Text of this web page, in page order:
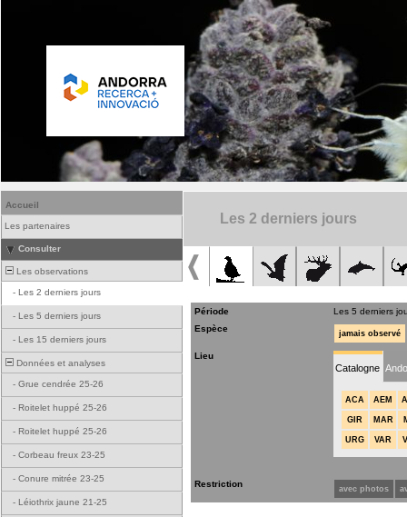
Accueil
Les partenaires
Consulter
Les observations
- Les 2 derniers jours
- Les 5 derniers jours
- Les 15 derniers jours
Données et analyses
- Grue cendrée 25-26
- Roitelet huppé 25-26
- Roitelet huppé 25-26
- Corbeau freux 23-25
- Conure mitrée 23-25
- Léiothrix jaune 21-25
Les 2 derniers jours
Période
Les 5 derniers
Espèce
jamais observé
Lieu
Catalogne
ACA AEM
GIR MAR
URG VAR
Restriction avec photos